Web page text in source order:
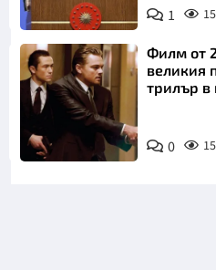
1
Филм от
великия
трилър в
0